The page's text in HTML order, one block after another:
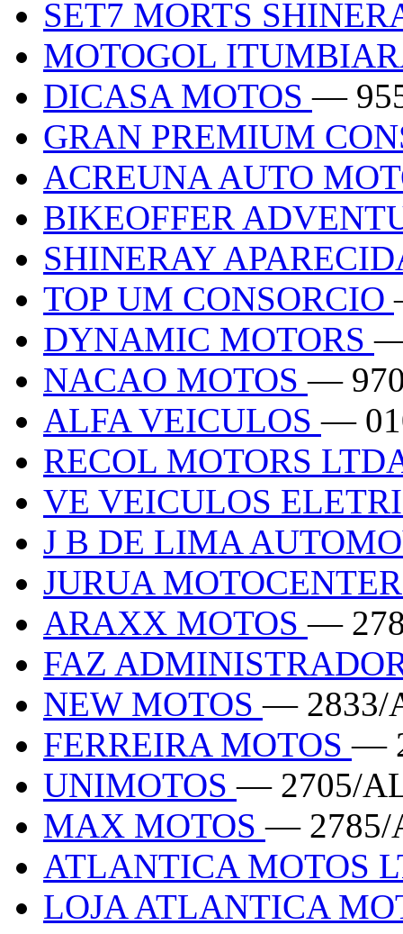
SET7 MORTS
MOTOGOL
DICASA MOTOS—
GRAN PREMIUM
ACREUNA AUTO
BIKEOFFER
SHINERAY
TOP UM CONSORCIO
DYNAMIC MOTORS—
NACAO MOTOS—
ALFA VEICULOS—
RECOL MOTORS
VE VEICULOS
J B DE LIMA
JURUA
ARAXX MOTOS—
FAZ
NEW MOTOS— 2833/
FERREIRA MOTOS—
UNIMOTOS— 2705/
MAX MOTOS— 2785/
ATLANTICA MOTOS
LOJA ATLANTICA